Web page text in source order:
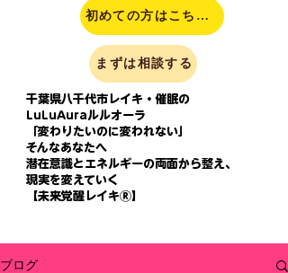
千葉県八千代市レイキ・催眠の
LuLuAuraルルオーラ
「変わりたいのに変われない」
そんなあなたへ
潜在意識とエネルギーの両面から整え、
現実を変えていく
【未来覚醒レイキⓇ】
初めての方はこちら(申込)
まずは相談する
ブログ